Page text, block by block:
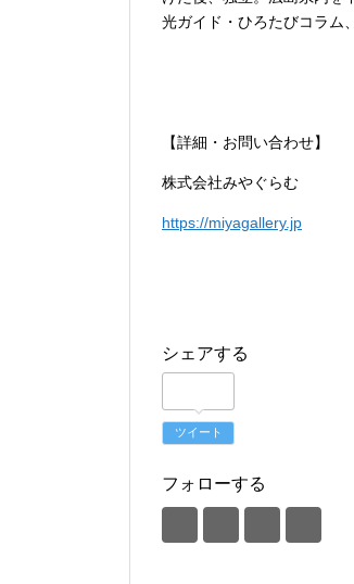
光ガイド・ひろたびコラム
【詳細・お問い合わせ】
株式会社みやぐらむ
https://miyagallery.jp
シェアする
ツイート
フォローする